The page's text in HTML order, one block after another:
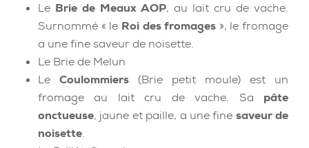
Le Brie de Meaux AOP, au lait cru de vache.
Surnommé « le Roi des fromages », le fromage
a une fine saveur de noisette.
Le Brie de Melun
Le Coulommiers (Brie petit moule) est un
fromage au lait cru de vache. Sa pâte
onctueuse, jaune et paille, a une fine saveur de
noisette.